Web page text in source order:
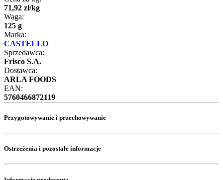
71,92 zł/kg
Waga:
125 g
Marka:
CASTELLO
Sprzedawca:
Frisco S.A.
Dostawca:
ARLA FOODS
EAN:
5760466872119
Przygotowywanie i przechowywanie
Ostrzeżenia i pozostałe informacje